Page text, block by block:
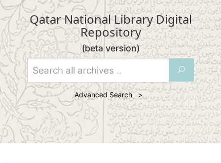
Qatar National Library Digital
Repository
(beta version)
U
Advanced Search >